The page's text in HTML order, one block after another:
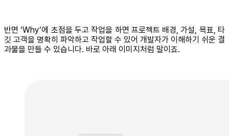
반면 ‘Why’에 초점을 두고 작업을 하면 프로젝트 배경, 가설, 목표, 타
깃 고객을 명확히 파악하고 작업할 수 있어 개발자가 이해하기 쉬운 결
과물을 만들 수 있습니다. 바로 아래 이미지처럼 말이죠.